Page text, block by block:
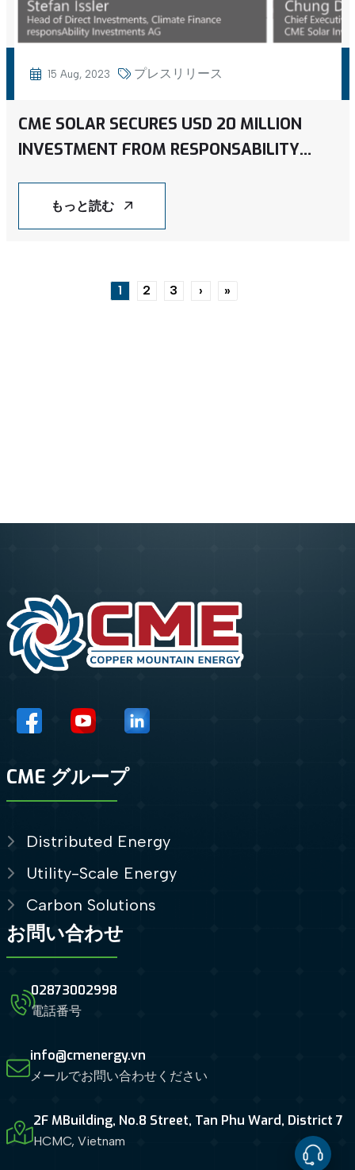
15 Aug, 2023 プレスリリース
CME SOLAR SECURES USD 20 MILLION
INVESTMENT FROM RESPONSABILITY
もっと読む
カレントページ
1
ページ
2
ページ
3
次ページ
›
最終ページ
»
CME グループ
Distributed Energy
Utility-Scale Energy
Carbon Solutions
お問い合わせ
02873002998
電話番号
info@cmenergy.vn
メールでお問い合わせください
2F MBuilding, No.8 Street, Tan Phu Ward, District 7
HCMC, Vietnam